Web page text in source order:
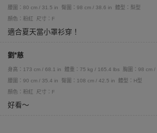
腰圍：80 cm / 31.5 in
臀圍：98 cm / 38.6 in
體型：梨型
顏色：粉紅
尺寸：F
適合夏天當小罩衫穿！
劉*慈
身高：173 cm / 68.1 in 體重：75 kg / 165.4 lbs
胸圍：98 cm
腰圍：90 cm / 35.4 in
臀圍：108 cm / 42.5 in
體型：H型
顏色：粉紅
尺寸：F
好看～